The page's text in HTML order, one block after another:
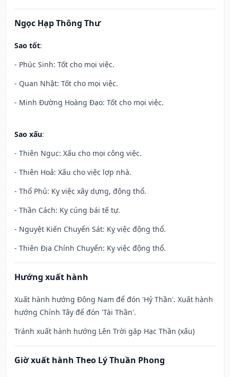
Ngọc Hạp Thông Thư
Sao tốt:
- Phúc Sinh: Tốt cho mọi việc.
- Quan Nhật: Tốt cho mọi việc.
- Minh Đường Hoàng Đạo: Tốt cho mọi việc.
Sao xấu:
- Thiên Ngục: Xấu cho mọi công việc.
- Thiên Hoả: Xấu cho việc lợp nhà.
- Thổ Phủ: Kỵ việc xây dựng, động thổ.
- Thần Cách: Kỵ cúng bái tế tự.
- Nguyệt Kiến Chuyển Sát: Kỵ việc động thổ.
- Thiên Địa Chính Chuyển: Kỵ việc động thổ.
Hướng xuất hành
Xuất hành hướng Đông Nam để đón 'Hỷ Thần'. Xuất hành
hướng Chính Tây để đón 'Tài Thần'.
Tránh xuất hành hướng Lên Trời gặp Hạc Thần (xấu)
Giờ xuất hành Theo Lý Thuần Phong